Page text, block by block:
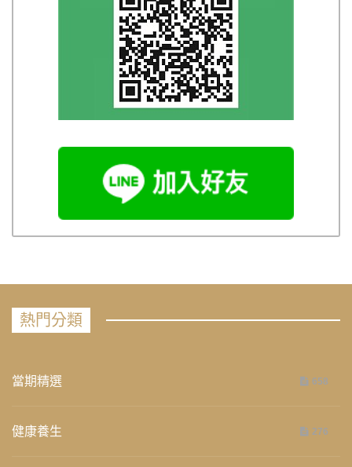
熱門分類
當期精選 658
健康養生 276